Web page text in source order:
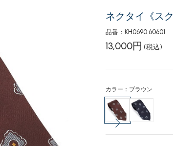
ネクタイ《スク
品番：KH0690 60601
13,000円 (税込)
カラー：ブラウン